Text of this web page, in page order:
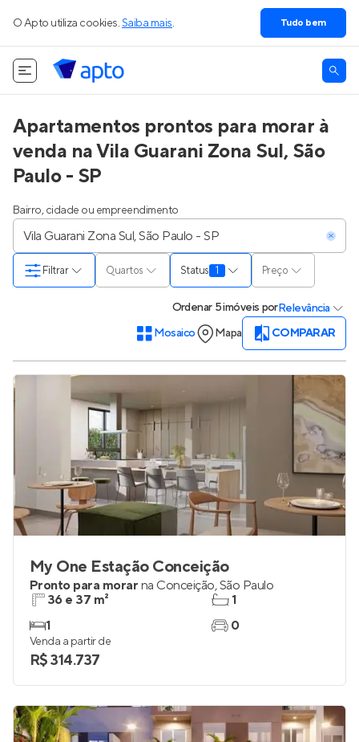
O Apto utiliza cookies. Saiba mais. Tudo bem
Apartamentos prontos para morar à
venda na Vila Guarani Zona Sul, São
Paulo - SP
Bairro, cidade ou empreendimento
Quartos Status 1 Preço
Filtrar
Ordenar 5 imóveis porRelevância
Mosaico
Mapa COMPARAR
My One Estação Conceição
Pronto para morar na Conceição,São Paulo
36 e 37 m²
1
1
0
Venda a partir de
R$ 314.737